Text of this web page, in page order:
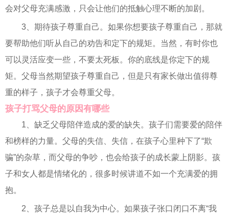
会对父母充满感激，只会让他们的抵触心理不断的加剧。
3、期待孩子尊重自己。如果你想要孩子尊重自己，那就
要帮助他们听从自己的劝告和定下的规矩。当然，有时你也
可以灵活应变一些，不要太死板。你的底线是你定下的规
矩。父母当然期望孩子尊重自己，但是只有家长做出值得尊
重的样子，孩子才会尊重父母。
孩子打骂父母的原因有哪些
1、缺乏父母陪伴造成的爱的缺失。孩子们需要爱的陪伴
和榜样的力量。父母的失信、失信，在孩子心里种下了“欺
骗”的杂草，而父母的争吵，也会给孩子的成长蒙上阴影。孩
子和女人都是情绪化的，很多时候讲道不如一个充满爱的拥
抱。
2、孩子总是以自我为中心。如果孩子张口闭口不离“我